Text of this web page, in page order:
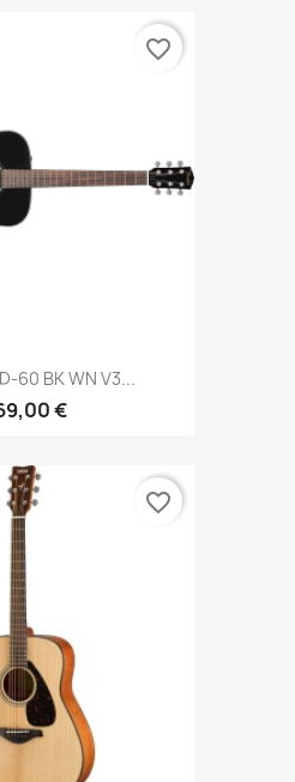
60 BK WN V3...
€
favorite_border
favorite_border